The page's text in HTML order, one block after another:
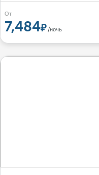
От
7,484 /ночь